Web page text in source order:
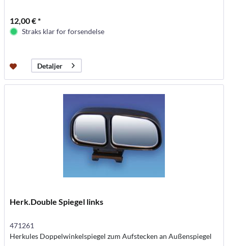
12,00 € *
Straks klar for forsendelse
Detaljer
Herk.Double Spiegel links
471261
Herkules Doppelwinkelspiegel zum Aufstecken an Außenspiegel